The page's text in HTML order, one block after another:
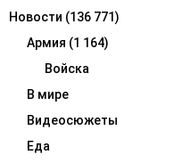
Новости (136 771)
Армия (1 164)
Войска
В мире
Видеосюжеты
Еда